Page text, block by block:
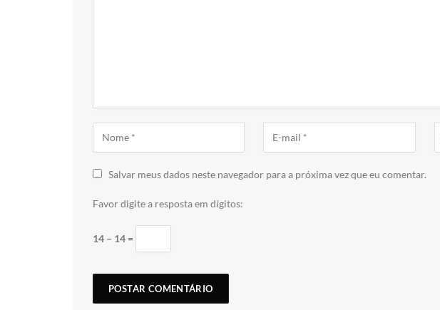
Salvar meus dados neste navegador para a próxima vez que eu comentar.
Favor digite a resposta em dígitos:
14 − 14 =